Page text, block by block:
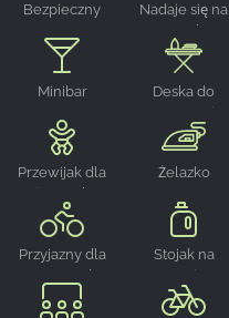
Bezpieczny
Nadaje się na
wesela
Minibar
Deska do
prasowania
Przewijak dla
niemowląt
Żelazko
Przyjazny dla
rowerzystów
Stojak na
pranie